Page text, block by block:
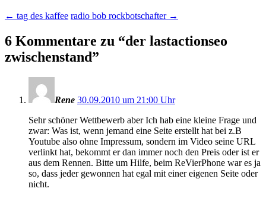
← tag des kaffee radio bob rockbotschafter →
6 Kommentare zu “der lastactionseo
zwischenstand”
Rene 30.09.2010 um 21:00 Uhr
Sehr schöner Wettbewerb aber Ich hab eine kleine Frage und
zwar: Was ist, wenn jemand eine Seite erstellt hat bei z.B
Youtube also ohne Impressum, sondern im Video seine URL
verlinkt hat, bekommt er dan immer noch den Preis oder ist er
aus dem Rennen. Bitte um Hilfe, beim ReVierPhone war es ja
so, dass jeder gewonnen hat egal mit einer eigenen Seite oder
nicht.